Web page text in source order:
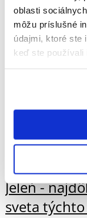
oblasti
môžu príslušné
údajmi, ktoré ste
keď ste používali
spoznajte
symbolom
ALEKSANDRA DRZEWIŃSKA
vzhľadom a
používa názov
rafinovane
Jeleň -
sveta